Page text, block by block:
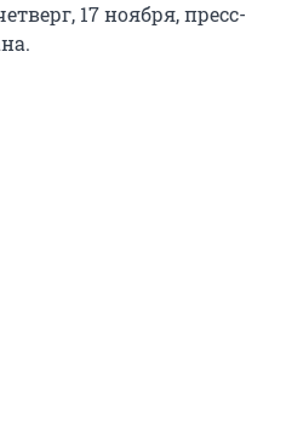
17 ноября, пресс-